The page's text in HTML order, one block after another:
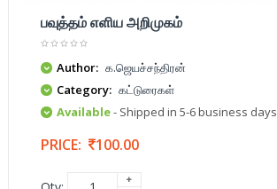
பவுத்தம் எளிய அறிமுகம்
Author: க.ஜெயச்சந்திரன்
Category: கட்டுரைகள்
Available- Shipped in 5-6 business days
PRICE: 100.00